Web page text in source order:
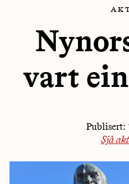
vart ein
Publisert:
Sjå